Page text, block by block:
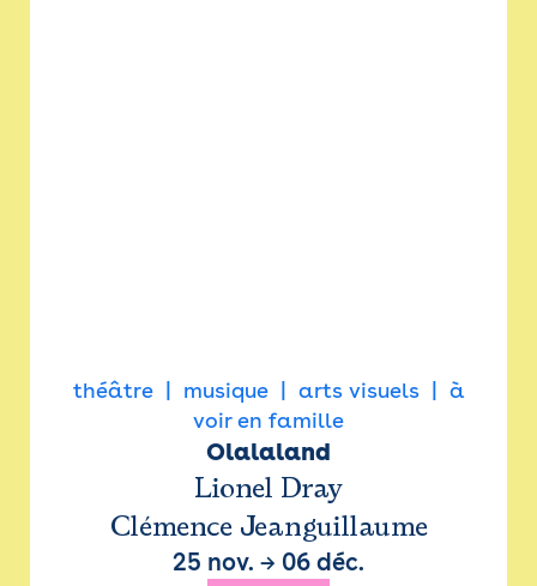
théâtre musique arts visuels
à
voir en famille
Olalaland
Lionel Dray
Clémence Jeanguillaume
25 nov. → 06 déc.